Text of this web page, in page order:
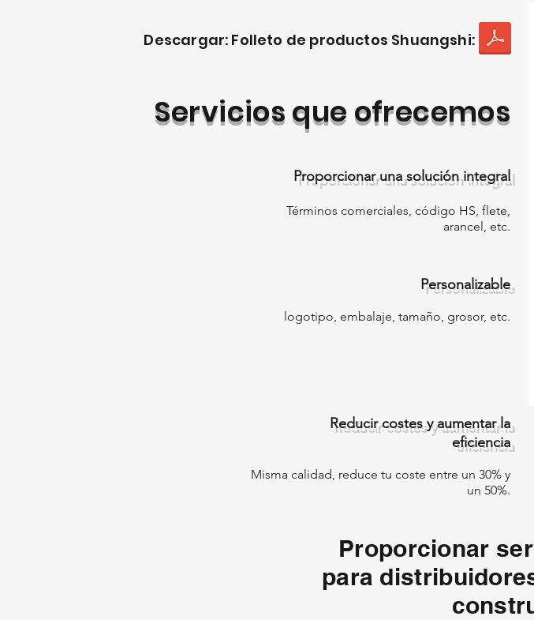
Descargar: Folleto de productos Shuangshi:
Servicios que ofrecemos
Proporcionar una solución integral
Términos comerciales, código HS, flete,
arancel, etc.
Personalizable
logotipo, embalaje, tamaño, grosor, etc.
Reducir costes y aumentar la
eficiencia
Misma calidad, reduce tu coste entre un 30% y
un 50%.
Proporcionar
para